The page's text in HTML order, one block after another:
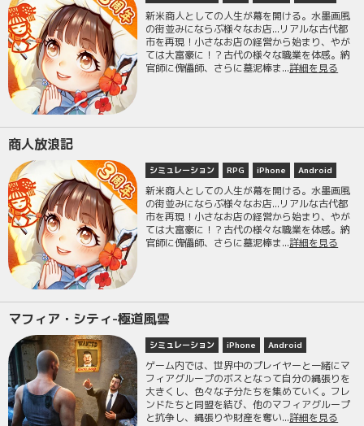
新米商人としての人生が幕を開ける。水墨画風
の街並みにならぶ様々なお店...リアルな古代都
市を再現！小さなお店の経営から始まり、やが
ては大富豪に！？古代の様々な職業を体感。納
官師に傀儡師、さらに墓泥棒ま...詳細を見る
商人放浪記
シミュレーション RPG iPhone Android
新米商人としての人生が幕を開ける。水墨画風
の街並みにならぶ様々なお店...リアルな古代都
市を再現！小さなお店の経営から始まり、やが
ては大富豪に！？古代の様々な職業を体感。納
官師に傀儡師、さらに墓泥棒ま...詳細を見る
マフィア・シティ-極道風雲
シミュレーション iPhone Android
ゲーム内では、世界中のプレイヤーと一緒にマ
フィアグループのボスとなって自分の縄張りを
大きくし、色々な子分たちを集めていく。フレ
ンドたちと同盟を結び、他のマフィアグループ
と抗争し、縄張りや財産を奪い...詳細を見る